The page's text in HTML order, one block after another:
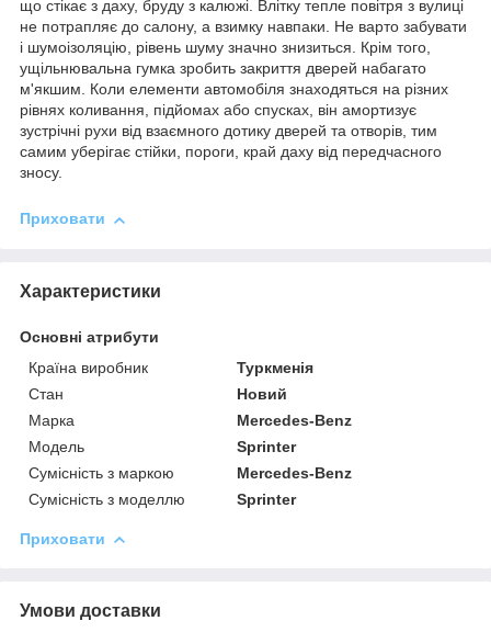
що стікає з даху, бруду з калюжі. Влітку тепле повітря з вулиці
не потрапляє до салону, а взимку навпаки. Не варто забувати
і шумоізоляцію, рівень шуму значно знизиться. Крім того,
ущільнювальна гумка зробить закриття дверей набагато
м'якшим. Коли елементи автомобіля знаходяться на різних
рівнях коливання, підйомах або спусках, він амортизує
зустрічні рухи від взаємного дотику дверей та отворів, тим
самим уберігає стійки, пороги, край даху від передчасного
зносу.
Приховати
Характеристики
Основні атрибути
Країна виробник
Туркменія
Стан
Новий
Марка
Mercedes-Benz
Модель
Sprinter
Сумісність з маркою
Mercedes-Benz
Сумісність з моделлю
Sprinter
Приховати
Умови доставки